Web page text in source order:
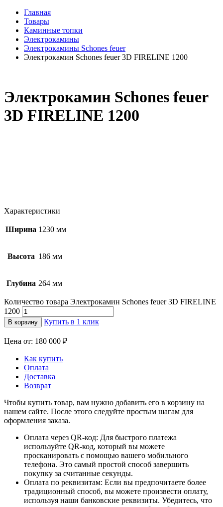
Главная
Товары
Каминные топки
Электрокамины
Электрокамины Schones feuer
Электрокамин Schones feuer 3D FIRELINE 1200
Электрокамин Schones feuer
3D FIRELINE 1200
Характеристики
Ширина 1230 мм
Высота 186 мм
Глубина 264 мм
Количество товара Электрокамин Schones feuer 3D FIRELINE
1200
В корзину Купить в 1 клик
Цена от: 180 000 ₽
Как купить
Оплата
Доставка
Возврат
Чтобы купить товар, вам нужно добавить его в корзину на
нашем сайте. После этого следуйте простым шагам для
оформления заказа.
Оплата через QR-код: Для быстрого платежа
используйте QR-код, который вы можете
просканировать с помощью вашего мобильного
телефона. Это самый простой способ завершить
покупку за считанные секунды.
Оплата по реквизитам: Если вы предпочитаете более
традиционный способ, вы можете произвести оплату,
используя наши банковские реквизиты. Убедитесь, что